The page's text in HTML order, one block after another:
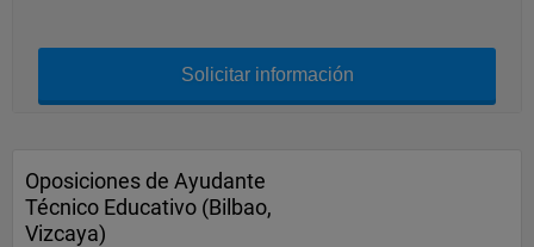
Solicitar información
Oposiciones de Ayudante
Técnico Educativo (Bilbao,
Vizcaya)